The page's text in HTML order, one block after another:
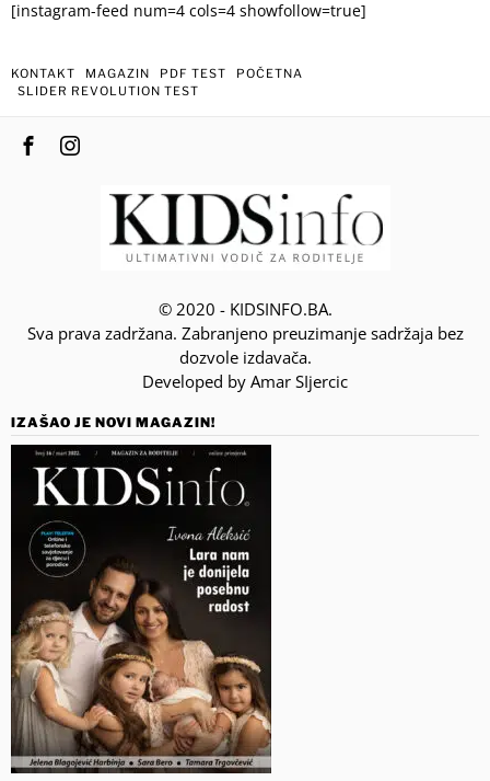
[instagram-feed num=4 cols=4 showfollow=true]
KONTAKT MAGAZIN PDF TEST
POČETNA
SLIDER REVOLUTION TEST
© 2020 - KIDSINFO.BA.
Sva prava zadržana. Zabranjeno preuzimanje sadržaja bez
dozvole izdavača.
Developed by Amar SIjercic
IZAŠAO JE NOVI MAGAZIN!